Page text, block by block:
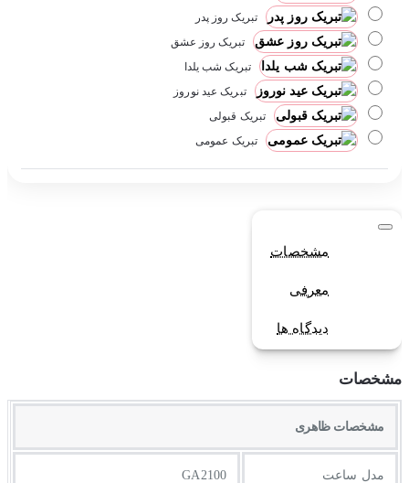
تبریک روز پدر
تبریک روز عشق
تبریک شب یلدا
تبریک عید نوروز
تبریک قبولی
تبریک عمومی
مشخصات
معرفی
دیدگاه ها
مشخصات
مشخصات ظاهری
مدل ساعت GA2100